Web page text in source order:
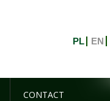
PL EN
CONTACT